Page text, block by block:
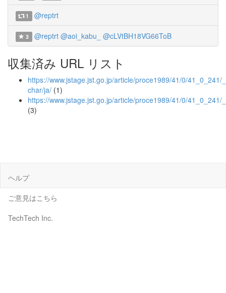
1 @reptrt
3 @reptrt @aoi_kabu_ @cLVtBH18VG66ToB
収集済み URL リスト
https://www.jstage.jst.go.jp/article/proce1989/41/0/41_0_241/
char/ja/ (1)
https://www.jstage.jst.go.jp/article/proce1989/41/0/41_0_241/
(3)
ヘルプ
ご意見はこちら
TechTech Inc.